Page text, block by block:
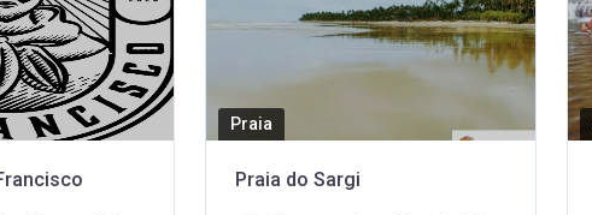
Cachoeiras
Cachoeira Caldeiras ou S...